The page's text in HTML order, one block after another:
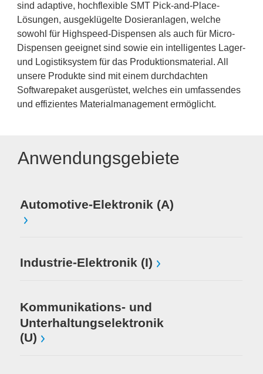
sind adaptive, hochflexible SMT Pick-and-Place-
Lösungen, ausgeklügelte Dosieranlagen, welche
sowohl für Highspeed-Dispensen als auch für Micro-
Dispensen geeignet sind sowie ein intelligentes Lager-
und Logistiksystem für das Produktionsmaterial. All
unsere Produkte sind mit einem durchdachten
Softwarepaket ausgerüstet, welches ein umfassendes
und effizientes Materialmanagement ermöglicht.
Anwendungsgebiete
Automotive-Elektronik (A)
Industrie-Elektronik (I)
Kommunikations- und
Unterhaltungselektronik
(U)